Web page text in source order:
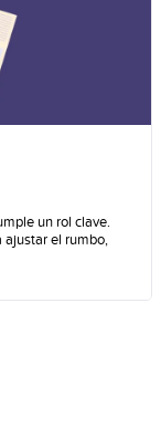
un rol clave.
ajustar el rumbo,